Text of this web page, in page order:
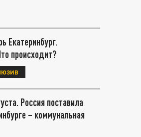
Екатеринбург.
происходит?
Россия поставила
– коммунальная